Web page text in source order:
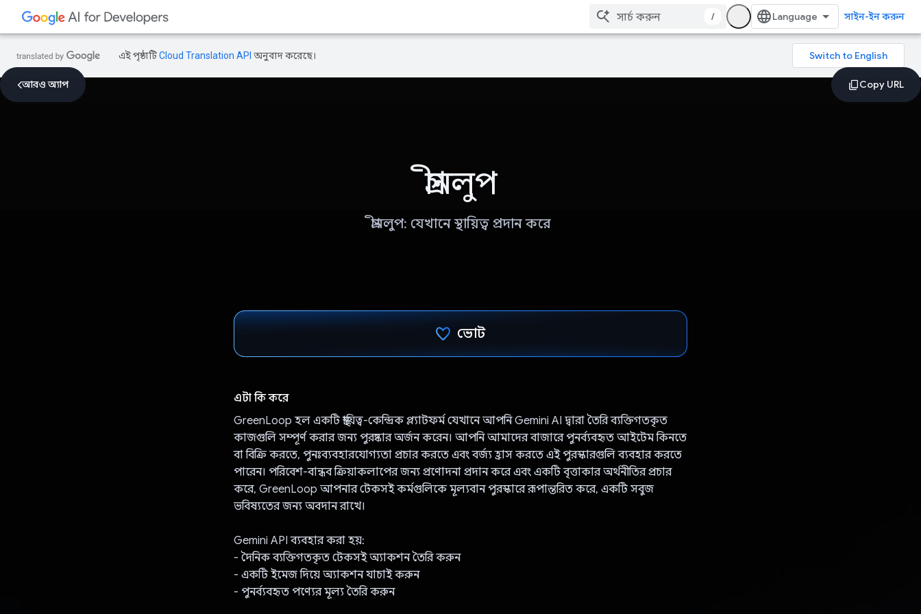
/ সাইন-ইন করুন
এই পৃষ্ঠাটিCloud Translation API অনুবাদ করেছে।
আরও অ্যাপ
গ্রীনলুপ
গ্রীনলুপ: যেখানে স্থায়িত্ব প্রদান করে
ভোট
এটা কি করে
GreenLoop হল একটি স্থায়িত্ব-কেন্দ্রিক প্ল্যাটফর্ম যেখানে আপনি Gemini AI দ্বারা তৈরি ব্যক্তিগতকৃত
কাজগুলি সম্পূর্ণ করার জন্য পুরষ্কার অর্জন করেন। আপনি আমাদের বাজারে পুনর্ব্যবহৃত আইটেম কিনতে
বা বিক্রি করতে, পুনঃব্যবহারযোগ্যতা প্রচার করতে এবং বর্জ্য হ্রাস করতে এই পুরস্কারগুলি ব্যবহার করতে
পারেন। পরিবেশ-বান্ধব ক্রিয়াকলাপের জন্য প্রণোদনা প্রদান করে এবং একটি বৃত্তাকার অর্থনীতির প্রচার
করে, GreenLoop আপনার টেকসই কর্মগুলিকে মূল্যবান পুরস্কারে রূপান্তরিত করে, একটি সবুজ
ভবিষ্যতের জন্য অবদান রাখে।
Gemini API ব্যবহার করা হয়:
- দৈনিক ব্যক্তিগতকৃত টেকসই অ্যাকশন তৈরি করুন
- একটি ইমেজ দিয়ে অ্যাকশন যাচাই করুন
- পুনর্ব্যবহৃত পণ্যের মূল্য তৈরি করুন